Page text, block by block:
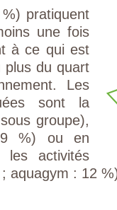
RÉADAPTATION
SOCIÉTÉ
DE CHIRURGIE
SOCIÉTÉ
DE
SYNDICAT
DES MÉDECINS
NOS
PIERRE FABRE
CHAINE
DU SOLEIL
LABORATOIRES
EXPANSCIENCE
LABORATOIRES
pratiquent
une fois
à ce qui est
plus du quart
Les
sont la
groupe),
%) ou en
les activités
aquagym : 12